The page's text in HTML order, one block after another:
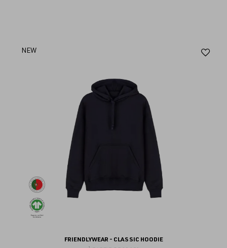
NEW
FRIENDLYWEAR - CLASSIC HOODIE